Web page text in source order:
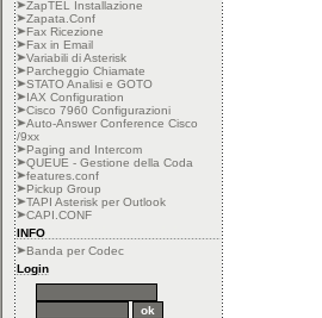
ZapTEL Installazione
Zapata.Conf
Fax Ricezione
Fax in Email
Variabili di Asterisk
Parcheggio Chiamate
STATO Analisi e GOTO
IAX Configuration
Cisco 7960 Configurazioni
Auto-Answer Conference Cisco
/9xx
Paging and Intercom
QUEUE - Gestione della Coda
features.conf
Pickup Group
TAPI Asterisk per Outlook
CAPI.CONF
INFO
Banda per Codec
Login